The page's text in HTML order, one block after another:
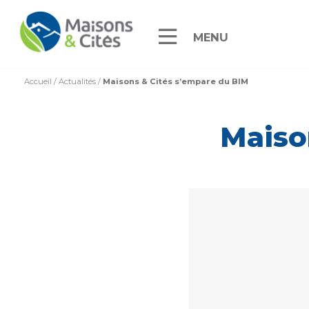
MENU
Accueil / Actualités / Maisons & Cités s’empare du BIM